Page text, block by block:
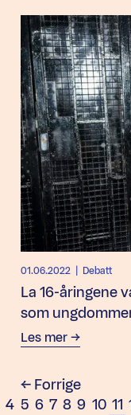
01.06.2022 | Debatt
La 16-åringene
som
Les mer
Forrige
Side
4 Side
5 Side
6 Side
7 Side
8 Side
9 Side
10 11